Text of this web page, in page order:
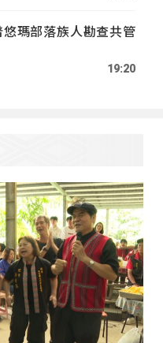
瑪部落族人勘查共管
19:20